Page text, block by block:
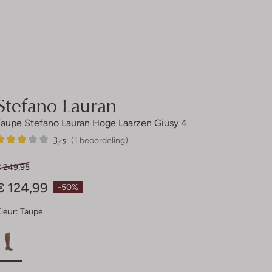
Lauran
Stefano Lauran Hoge Laarzen Giusy 4
(1 beoordeling)
3/5
-50%
249,95
124,99
Taupe